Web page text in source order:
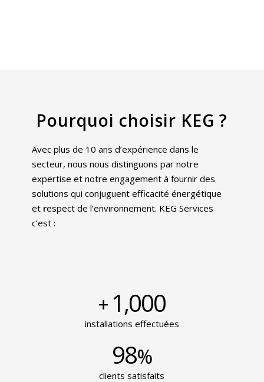
Pourquoi choisir KEG ?
Avec plus de 10 ans d’expérience dans le
secteur, nous nous distinguons par notre
expertise et notre engagement à fournir des
solutions qui conjuguent efficacité énergétique
et respect de l’environnement. KEG Services
c’est :
+ 1,000
installations effectuées
98%
clients satisfaits